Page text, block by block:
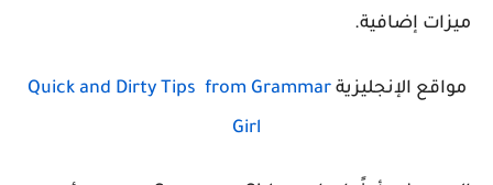
ميزات إضافية.
مواقع الإنجليزيةQuick and Dirty Tips from Grammar
Girl